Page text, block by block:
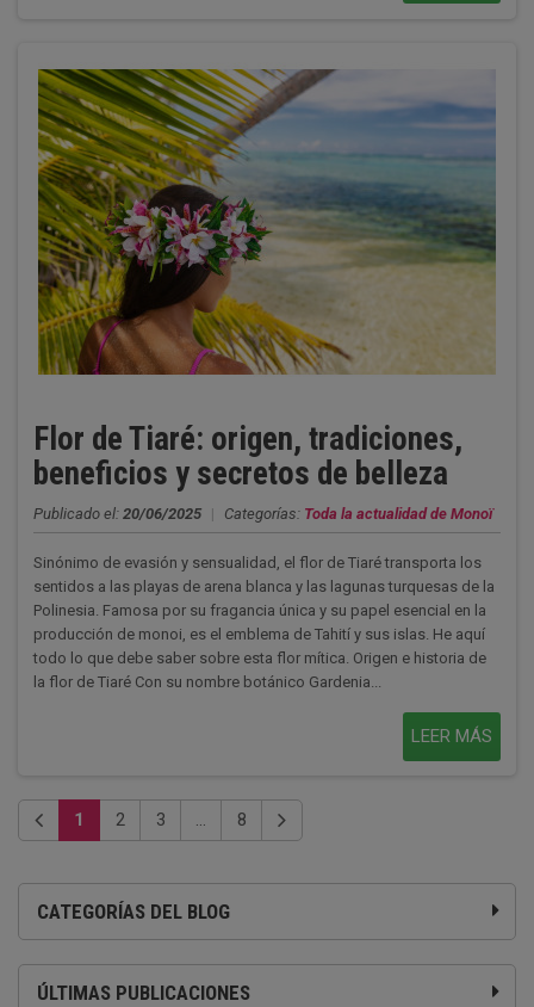
CATEGORÍAS DEL BLOG
ÚLTIMAS PUBLICACIONES
Flor de Tiaré: origen, tradiciones,
beneficios y secretos de belleza
Publicado el: 20/06/2025 | Categorías: Toda la actualidad de Monoï
Sinónimo de evasión y sensualidad, el flor de Tiaré transporta los
sentidos a las playas de arena blanca y las lagunas turquesas de la
Polinesia. Famosa por su fragancia única y su papel esencial en la
producción de monoi, es el emblema de Tahití y sus islas. He aquí
todo lo que debe saber sobre esta flor mítica. Origen e historia de
la flor de Tiaré Con su nombre botánico Gardenia...
LEER MÁS
1 2 3 ... 8